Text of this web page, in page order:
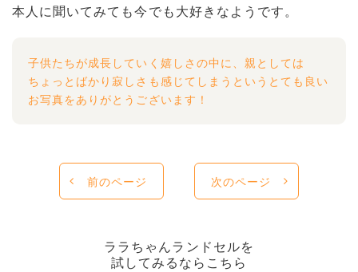
本人に聞いてみても今でも大好きなようです。
子供たちが成長していく嬉しさの中に、親としては
ちょっとばかり寂しさも感じてしまうというとても良い
お写真をありがとうございます！
前のページ 次のページ
ララちゃんランドセルを
試してみるならこちら